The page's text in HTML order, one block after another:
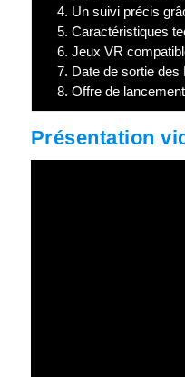
4. Un suivi précis
5. Caractéristiques
6. Jeux VR
7. Date de sortie
8. Offre de
Présentation